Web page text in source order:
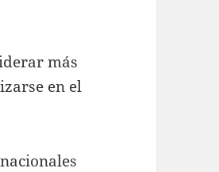
más
en el